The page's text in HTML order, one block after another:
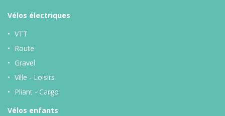
Vélos électriques
VTT
Route
Gravel
Ville - Loisirs
Pliant - Cargo
Vélos enfants